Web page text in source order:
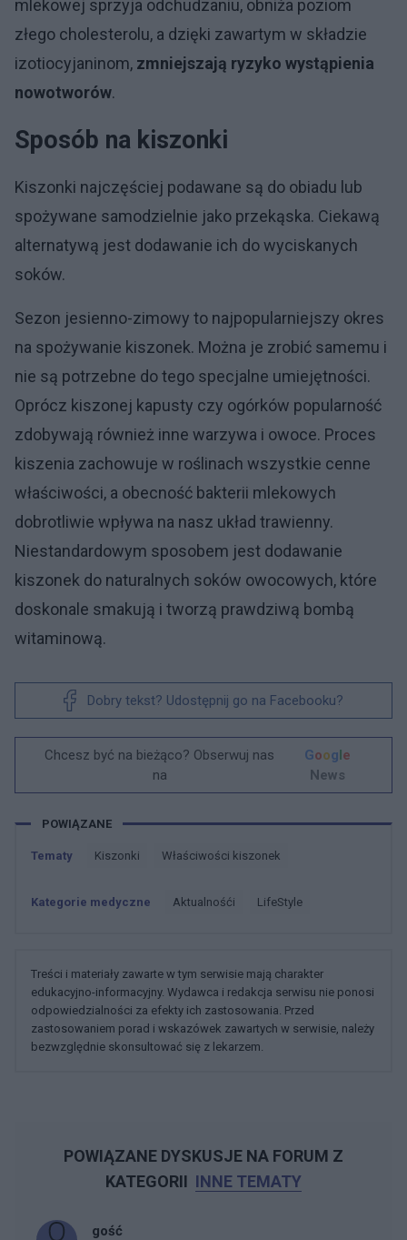
mlekowej sprzyja odchudzaniu, obniża poziom
złego cholesterolu, a dzięki zawartym w składzie
izotiocyjaninom, zmniejszają ryzyko wystąpienia
nowotworów.
Sposób na kiszonki
Kiszonki najczęściej podawane są do obiadu lub
spożywane samodzielnie jako przekąska. Ciekawą
alternatywą jest dodawanie ich do wyciskanych
soków.
Sezon jesienno-zimowy to najpopularniejszy okres
na spożywanie kiszonek. Można je zrobić samemu i
nie są potrzebne do tego specjalne umiejętności.
Oprócz kiszonej kapusty czy ogórków popularność
zdobywają również inne warzywa i owoce. Proces
kiszenia zachowuje w roślinach wszystkie cenne
właściwości, a obecność bakterii mlekowych
dobrotliwie wpływa na nasz układ trawienny.
Niestandardowym sposobem jest dodawanie
kiszonek do naturalnych soków owocowych, które
doskonale smakują i tworzą prawdziwą bombą
witaminową.
Dobry tekst? Udostępnij go na Facebooku?
Chcesz być na bieżąco? Obserwuj nas
na
Google
News
POWIĄZANE
Tematy Kiszonki Właściwości kiszonek
Kategorie medyczne Aktualnośći LifeStyle
Treści i materiały zawarte w tym serwisie mają charakter
edukacyjno-informacyjny. Wydawca i redakcja serwisu nie ponosi
odpowiedzialności za efekty ich zastosowania. Przed
zastosowaniem porad i wskazówek zawartych w serwisie, należy
bezwzględnie skonsultować się z lekarzem.
POWIĄZANE DYSKUSJE NA FORUM Z
KATEGORII INNE TEMATY
gość